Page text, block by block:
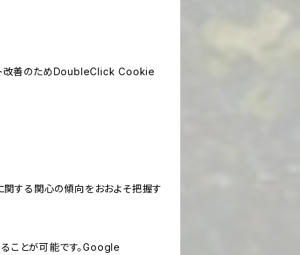
ト改善のためDoubleClick Cookie
する関心の傾向をおおよそ把握す
ことが可能です。Google